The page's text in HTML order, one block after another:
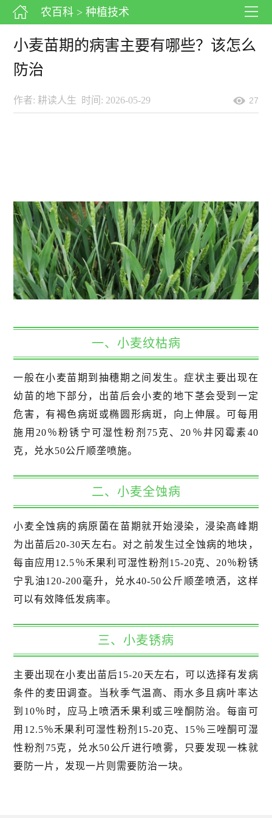
农百科 > 种植技术
小麦苗期的病害主要有哪些？该怎么
防治
作者: 耕读人生 时间: 2026-05-29 27
一、小麦纹枯病
一般在小麦苗期到抽穗期之间发生。症状主要出现在
幼苗的地下部分，出苗后会小麦的地下茎会受到一定
危害，有褐色病斑或椭圆形病斑，向上伸展。可每用
施用20％粉锈宁可湿性粉剂75克、20％井冈霉素40
克，兑水50公斤顺垄喷施。
二、小麦全蚀病
小麦全蚀病的病原菌在苗期就开始浸染，浸染高峰期
为出苗后20-30天左右。对之前发生过全蚀病的地块，
每亩应用12.5％禾果利可湿性粉剂15-20克、20％粉锈
宁乳油120-200毫升，兑水40-50公斤顺垄喷洒，这样
可以有效降低发病率。
三、小麦锈病
主要出现在小麦出苗后15-20天左右，可以选择有发病
条件的麦田调查。当秋季气温高、雨水多且病叶率达
到10％时，应马上喷洒禾果利或三唑酮防治。每亩可
用12.5％禾果利可湿性粉剂15-20克、15％三唑酮可湿
性粉剂75克，兑水50公斤进行喷雾，只要发现一株就
要防一片，发现一片则需要防治一块。